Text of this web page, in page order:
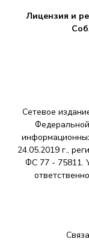
Лицензия и
Сетевое
24.05.2019 г.,
ФС 77 - 75811.